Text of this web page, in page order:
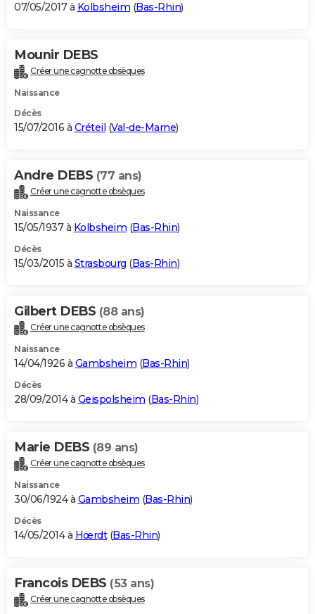
07/05/2017 à Kolbsheim (Bas-Rhin)
Mounir DEBS
Créer une cagnotte obsèques
Naissance
Décès
15/07/2016 à Créteil (Val-de-Marne)
Andre DEBS (77 ans)
Créer une cagnotte obsèques
Naissance
15/05/1937 à Kolbsheim (Bas-Rhin)
Décès
15/03/2015 à Strasbourg (Bas-Rhin)
Gilbert DEBS (88 ans)
Créer une cagnotte obsèques
Naissance
14/04/1926 à Gambsheim (Bas-Rhin)
Décès
28/09/2014 à Geispolsheim (Bas-Rhin)
Marie DEBS (89 ans)
Créer une cagnotte obsèques
Naissance
30/06/1924 à Gambsheim (Bas-Rhin)
Décès
14/05/2014 à Hœrdt(Bas-Rhin)
Francois DEBS (53 ans)
Créer une cagnotte obsèques